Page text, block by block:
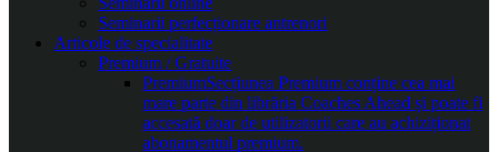
Seminarii perfecționare antrenori
Articole de specialitate
Premium / Gratuite
PremiumSecțiunea Premium conține cea mai
mare parte din librăria Coaches Ahead și poate fi
accesată doar de utilizatorii care au achiziționat
abonamentul premium.